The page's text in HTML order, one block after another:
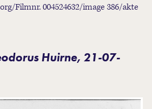
Filmnr. 004524632/image 386/akte
Huirne, 21-07-